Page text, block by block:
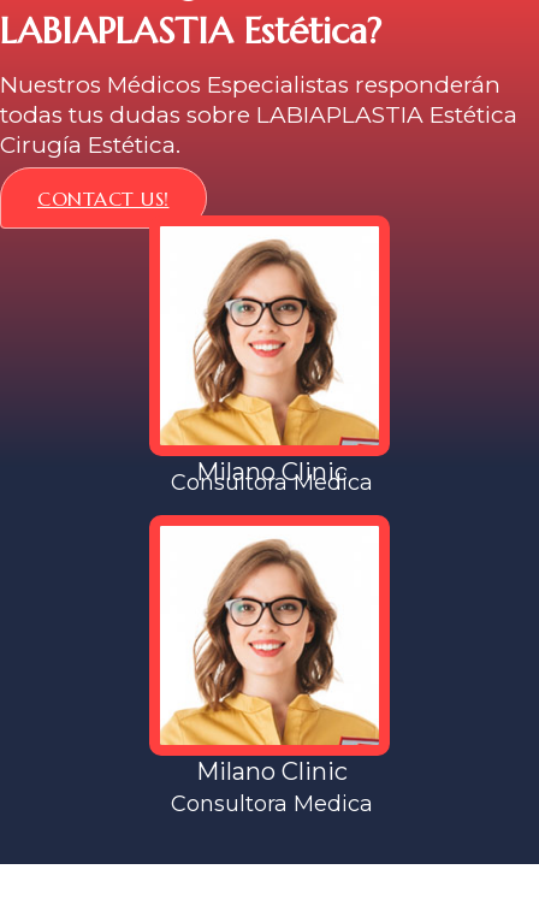
die Transferwagen waren sehr sauber. Ich
bin mit den Ergebnissen sehr zu frieden. Ich
kann die Milano Klinik einfach jeden
weiterempfehlen
LABIAPLASTIA Estética?
Nuestros Médicos Especialistas responderán
todas tus dudas sobre LABIAPLASTIA Estética
Cirugía Estética.
CONTACT US!
Milano Clinic
Consultora Medica
Milano Clinic
Consultora Medica